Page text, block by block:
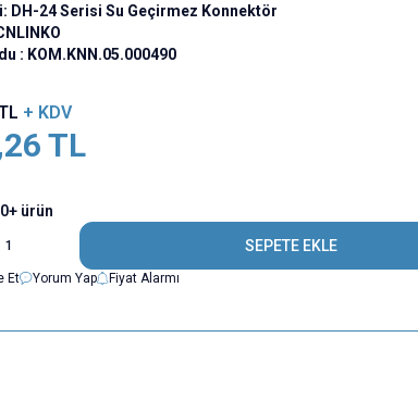
DH-24 Serisi Su Geçirmez Konnektör
: KOM.KNN.05.000490
+ KDV
TL
ürün
SEPETE EKLE
Et
Yorum Yap Fiyat Alarmı